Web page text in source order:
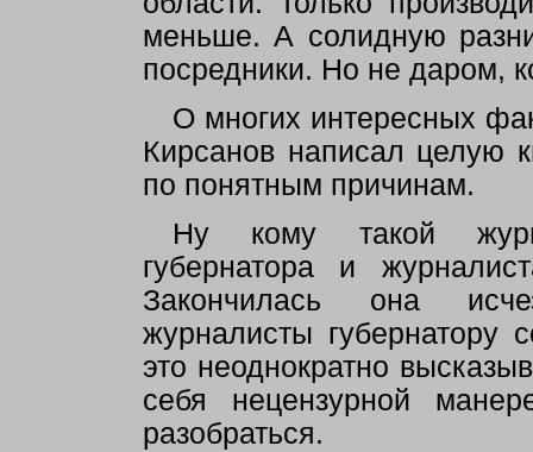
меньше. А солидную
посредники. Но не даром,
О многих интересных
Кирсанов написал целую
по понятным причинам.
Ну кому такой
губернатора и
Закончилась она
журналисты губернатору
это неоднократно
себя нецензурной
разобраться.